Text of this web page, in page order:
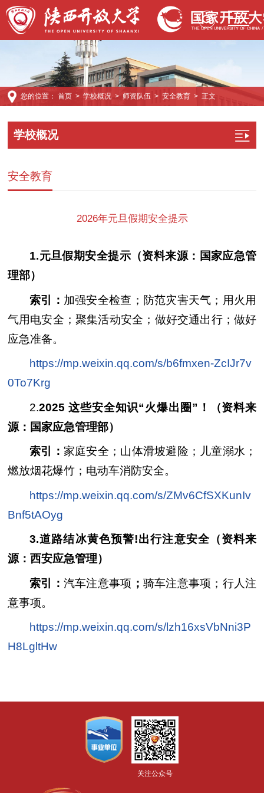
您的位置： 首页> 学校概况> 师资队伍 > 安全教育> 正文
学校概况
安全教育
2026年元旦假期安全提示
1.元旦假期安全提示（资料来源：国家应急管
理部）
索引： 加强安全检查；防范灾害天气；用火用
气用电安全；聚集活动安全；做好交通出行；做好
应急准备。
https://mp.weixin.qq.com/s/b6fmxen-ZcIJr7v
0To7Krg
2.2025 这些安全知识“火爆出圈”！（资料来
源：国家应急管理部）
索引： 家庭安全；山体滑坡避险；儿童溺水；
燃放烟花爆竹；电动车消防安全。
https://mp.weixin.qq.com/s/ZMv6CfSXKunIv
Bnf5tAOyg
3.道路结冰黄色预警!出行注意安全（资料来
源：西安应急管理）
索引： 汽车注意事项 ； 骑车注意事项；行人注
意事项。
https://mp.weixin.qq.com/s/lzh16xsVbNni3P
H8LgltHw
关注公众号